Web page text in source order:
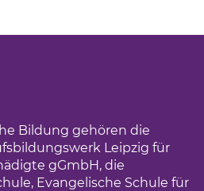
Bildung gehören die
Leipzig für
gGmbH, die
Evangelische Schule für